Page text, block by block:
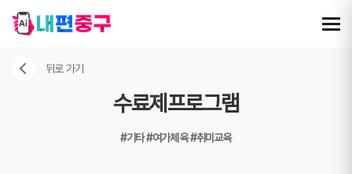
뒤로 가기
수료제프로그램
#기타#여가체육#취미교육